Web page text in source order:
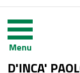
Menu
D'INCA'